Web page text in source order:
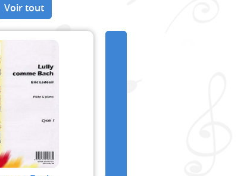
Voir tout